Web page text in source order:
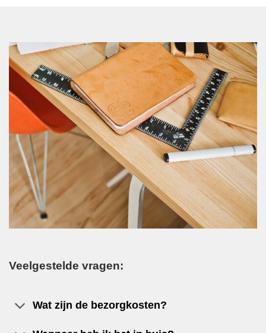
Veelgestelde vragen:
Wat zijn de bezorgkosten?